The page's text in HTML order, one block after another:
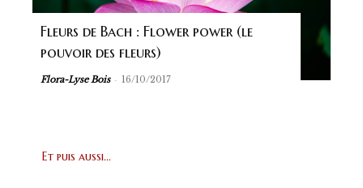
Fleurs de Bach : Flower power (le
pouvoir des fleurs)
Flora-Lyse Bois - 16/10/2017
Et puis aussi...